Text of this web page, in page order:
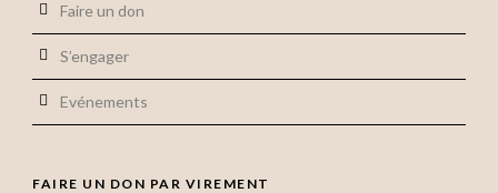
Faire un don
S’engager
Evénements
FAIRE UN DON PAR VIREMENT